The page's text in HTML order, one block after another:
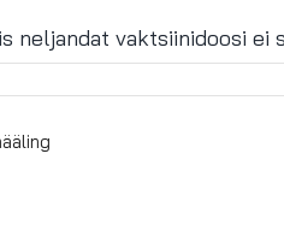
neljandat vaktsiinidoosi ei